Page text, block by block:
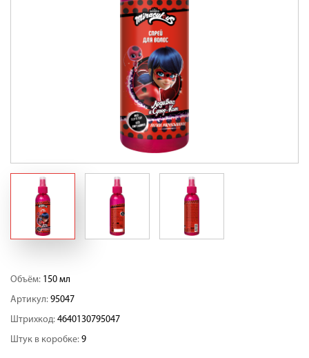
Объём: 150 мл
Артикул: 95047
Штрихкод: 4640130795047
Штук в коробке: 9